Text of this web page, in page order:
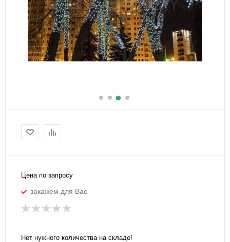
Цена по запросу
закажем для Вас
Нет нужного количества на складе!